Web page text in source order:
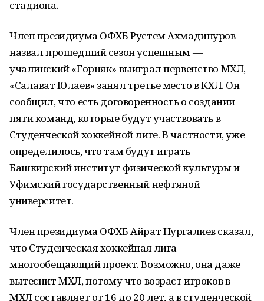
стадиона.
Член президиума ОФХБ Рустем Ахмадинуров
назвал прошедший сезон успешным —
учалинский «Горняк» выиграл первенство МХЛ,
«Салават Юлаев» занял третье место в КХЛ. Он
сообщил, что есть договоренность о создании
пяти команд, которые будут участвовать в
Студенческой хоккейной лиге. В частности, уже
определилось, что там будут играть
Башкирский институт физической культуры и
Уфимский государственный нефтяной
университет.
Член президиума ОФХБ Айрат Нургалиев сказал,
что Студенческая хоккейная лига —
многообещающий проект. Возможно, она даже
вытеснит МХЛ, потому что возраст игроков в
МХЛ составляет от 16 до 20 лет, а в студенческой